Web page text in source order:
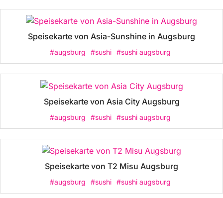
Speisekarte von Asia-Sunshine in Augsburg
#augsburg #sushi #sushi augsburg
Speisekarte von Asia City Augsburg
#augsburg #sushi #sushi augsburg
Speisekarte von T2 Misu Augsburg
#augsburg #sushi #sushi augsburg